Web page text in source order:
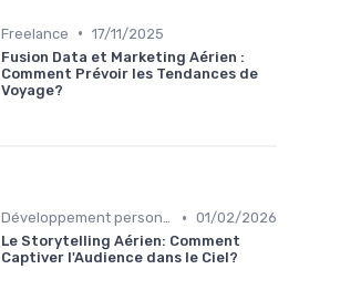
Freelance • 17/11/2025
Fusion Data et Marketing Aérien :
Comment Prévoir les Tendances de
Voyage?
Développement personnel • 01/02/2026
Le Storytelling Aérien: Comment
Captiver l'Audience dans le Ciel?